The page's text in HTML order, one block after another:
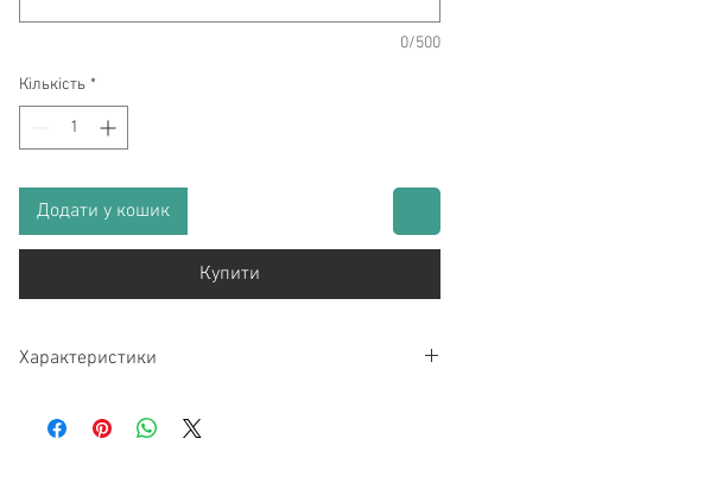
0/500
Кількість *
Додати у кошик
Купити
Характеристики
Тип